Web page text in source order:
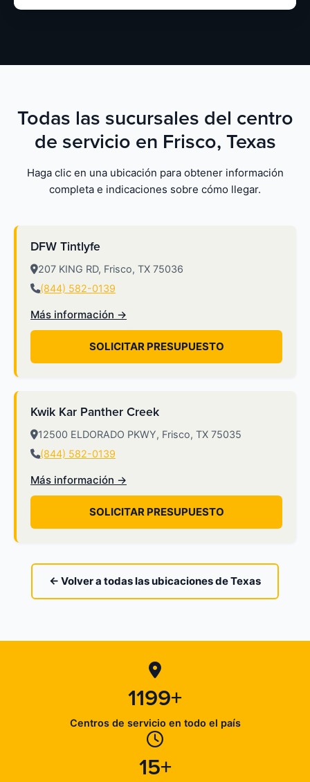
Todas las sucursales del centro
de servicio en Frisco, Texas
Haga clic en una ubicación para obtener información
completa e indicaciones sobre cómo llegar.
DFW Tintlyfe
207 KING RD, Frisco, TX 75036
(844) 582-0139
Más información →
SOLICITAR PRESUPUESTO
Kwik Kar Panther Creek
12500 ELDORADO PKWY, Frisco, TX 75035
(844) 582-0139
Más información →
SOLICITAR PRESUPUESTO
← Volver a todas las ubicaciones de Texas
1199+
Centros de servicio en todo el país
15+